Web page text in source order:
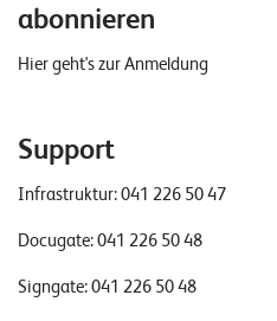
abonnieren
Hier geht's zur Anmeldung
Support
Infrastruktur:041 226 50 47
Docugate:041 226 50 48
Signgate:041 226 50 48